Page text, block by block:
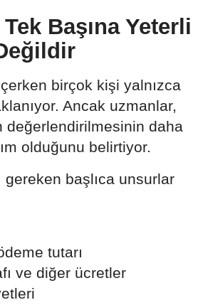
Başına Yeterli
birçok kişi yalnızca
Ancak uzmanlar,
değerlendirilmesinin daha
olduğunu belirtiyor.
gereken başlıca unsurlar
tutarı
ve diğer ücretler